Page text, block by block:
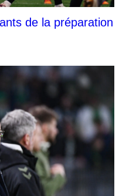
de la préparation